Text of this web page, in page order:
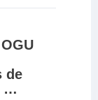
de